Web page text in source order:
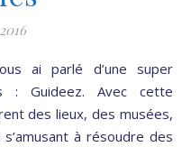
: Guideez. Avec cette
des lieux, des musées,
à résoudre des